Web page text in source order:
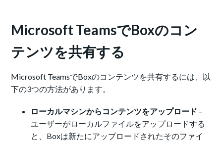
Microsoft TeamsでBoxのコン
テンツを共有する
Microsoft TeamsでBoxのコンテンツを共有するには、以
下の3つの方法があります。
ローカルマシンからコンテンツをアップロード –
ユーザーがローカルファイルをアップロードする
と、Boxは新たにアップロードされたそのファイ